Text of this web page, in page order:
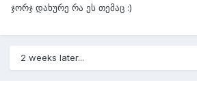
ჯორჯ დახურე რა ეს თემაც :)
2 weeks later...